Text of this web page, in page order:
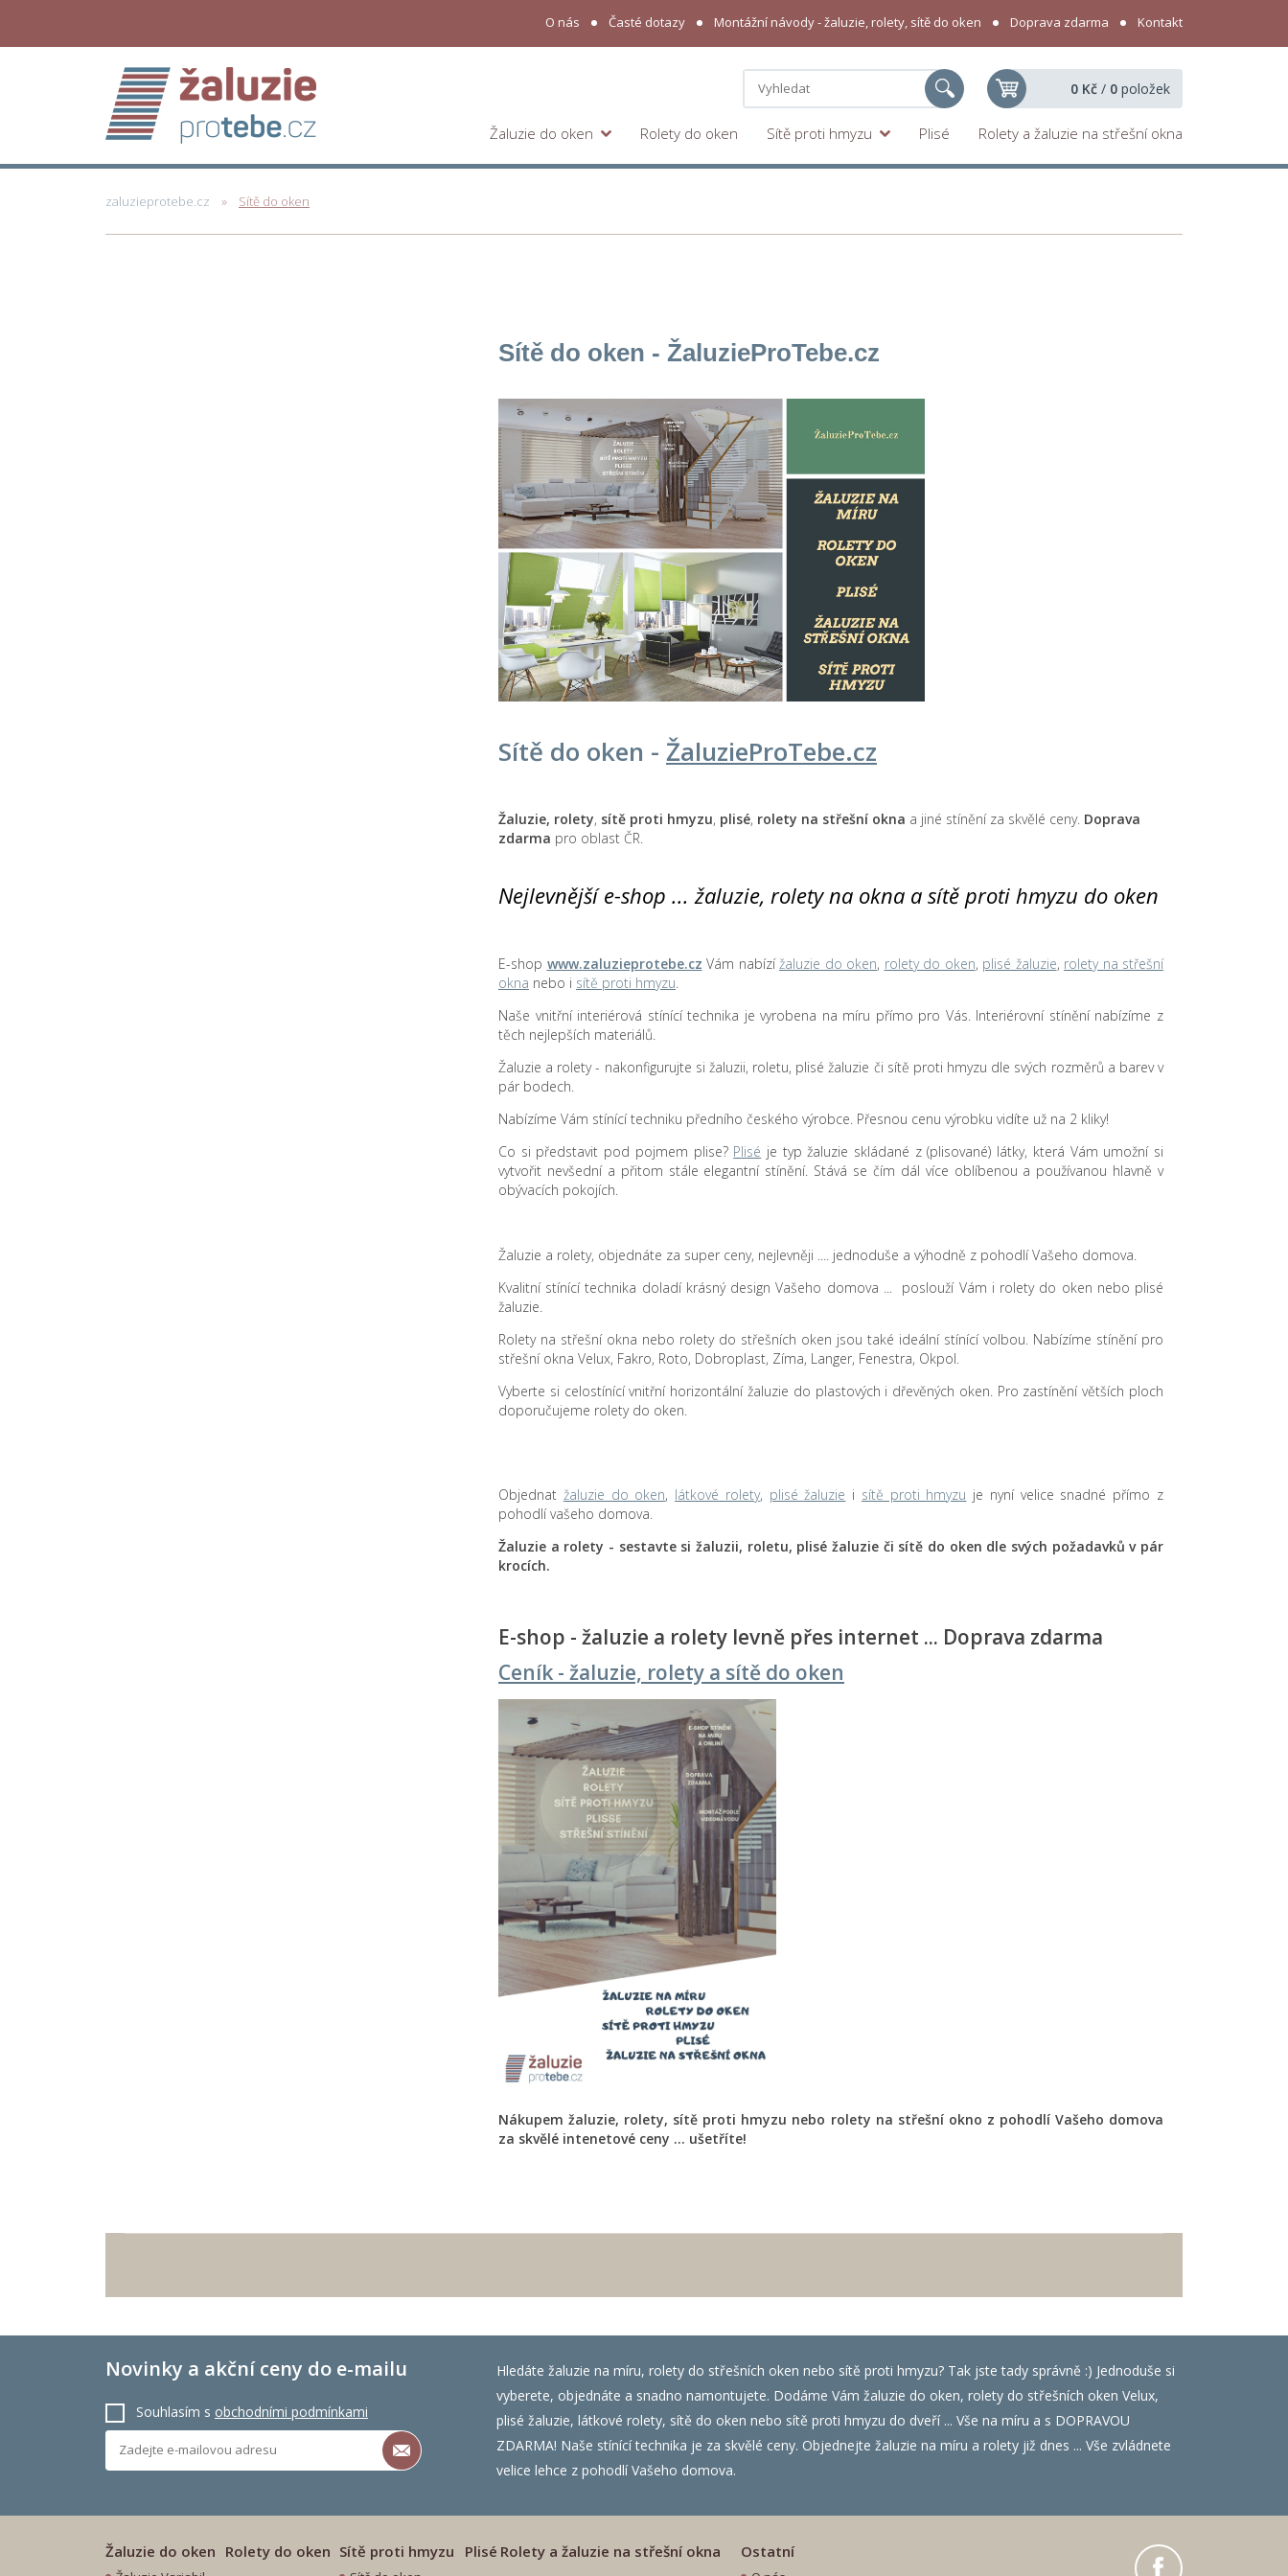
O nás Časté dotazy Montážní návody - žaluzie, rolety, sítě do oken Doprava zdarma Kontakt
0 Kč / 0 položek
Žaluzie do oken Rolety do oken Sítě proti hmyzu Plisé Rolety a žaluzie na střešní okna
zaluzieprotebe.cz Sítě do oken
Sítě do oken - ŽaluzieProTebe.cz
Sítě do oken - ŽaluzieProTebe.cz
Žaluzie, rolety, sítě proti hmyzu, plisé, rolety na střešní okna a jiné stínění za skvělé ceny. Doprava
zdarma pro oblast ČR.
Nejlevnější e-shop ... žaluzie, rolety na okna a sítě proti hmyzu do oken
E-shop www.zaluzieprotebe.cz Vám nabízížaluzie do oken, rolety do oken, plisé žaluzie, rolety na střešní
okna nebo i sítě proti hmyzu.
Naše vnitřní interiérová stínící technika je vyrobena na míru přímo pro Vás. Interiérovní stínění nabízíme z
těch nejlepších materiálů.
Žaluzie a rolety - nakonfigurujte si žaluzii, roletu, plisé žaluzie či sítě proti hmyzu dle svých rozměrů a barev v
pár bodech.
Nabízíme Vám stínící techniku předního českého výrobce. Přesnou cenu výrobku vidíte už na 2 kliky!
Co si představit pod pojmem plise? Plisé je typ žaluzie skládané z (plisované) látky, která Vám umožní si
vytvořit nevšední a přitom stále elegantní stínění. Stává se čím dál více oblíbenou a používanou hlavně v
obývacích pokojích.
Žaluzie a rolety, objednáte za super ceny, nejlevněji .... jednoduše a výhodně z pohodlí Vašeho domova.
Kvalitní stínící technika doladí krásný design Vašeho domova ... poslouží Vám i rolety do oken nebo plisé
žaluzie.
Rolety na střešní okna nebo rolety do střešních oken jsou také ideální stínící volbou. Nabízíme stínění pro
střešní okna Velux, Fakro, Roto, Dobroplast, Zíma, Langer, Fenestra, Okpol.
Vyberte si celostínící vnitřní horizontální žaluzie do plastových i dřevěných oken. Pro zastínění větších ploch
doporučujeme rolety do oken.
Objednat žaluzie do oken, látkové rolety, plisé žaluzie i sítě proti hmyzu je nyní velice snadné přímo z
pohodlí vašeho domova.
Žaluzie a rolety - sestavte si žaluzii, roletu, plisé žaluzie či sítě do oken dle svých požadavků v pár
krocích.
E-shop - žaluzie a rolety levně přes internet ... Doprava zdarma
Ceník - žaluzie, rolety a sítě do oken
Nákupem žaluzie, rolety, sítě proti hmyzu nebo rolety na střešní okno z pohodlí Vašeho domova
za skvělé intenetové ceny ... ušetříte!
Novinky a akční ceny do e-mailu
Souhlasím s obchodními podmínkami
Hledáte žaluzie na míru, rolety do střešních oken nebo sítě proti hmyzu? Tak jste tady správně :) Jednoduše si
vyberete, objednáte a snadno namontujete. Dodáme Vám žaluzie do oken, rolety do střešních oken Velux,
plisé žaluzie, látkové rolety, sítě do oken nebo sítě proti hmyzu do dveří ... Vše na míru a s DOPRAVOU
ZDARMA! Naše stínící technika je za skvělé ceny. Objednejte žaluzie na míru a rolety již dnes ... Vše zvládnete
velice lehce z pohodlí Vašeho domova.
Žaluzie do oken Rolety do oken Sítě proti hmyzu Plisé Rolety a žaluzie na střešní okna Ostatní